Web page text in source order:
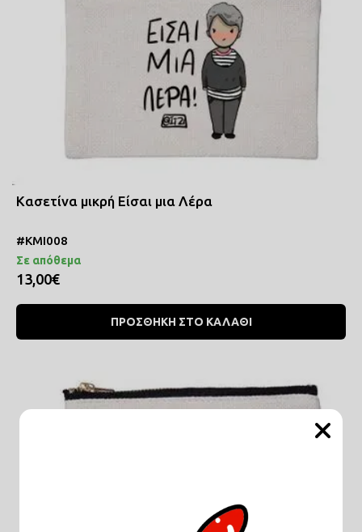
Κασετίνα μικρή Είσαι μια Λέρα
#ΚΜΙ008
Σε απόθεμα
13,00€
ΠΡΟΣΘΗΚΗ ΣΤΟ ΚΑΛΑΘΙ